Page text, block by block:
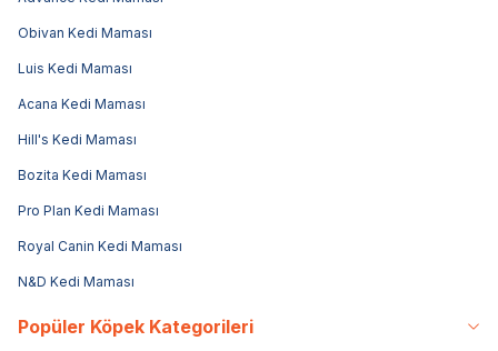
Obivan Kedi Maması
Luis Kedi Maması
Acana Kedi Maması
Hill's Kedi Maması
Bozita Kedi Maması
Pro Plan Kedi Maması
Royal Canin Kedi Maması
N&D Kedi Maması
Popüler Köpek Kategorileri